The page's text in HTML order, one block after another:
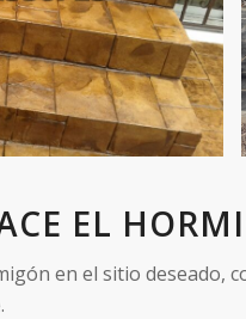
EL
en el sitio deseado,